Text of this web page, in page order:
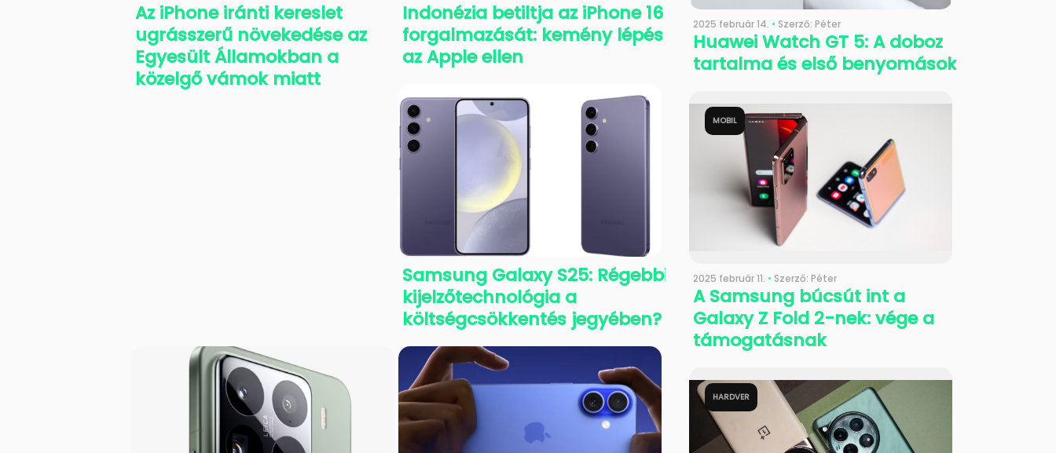
Az iPhone iránti kereslet
ugrásszerű növekedése az
Egyesült Államokban a
közelgő vámok miatt
Indonézia betiltja az iPhone 16
forgalmazását: kemény lépés
az Apple ellen
Samsung Galaxy S25: Régebbi
kijelzőtechnológia a
költségcsökkentés jegyében?
2025 február 14. • Szerző: Péter
Huawei Watch GT 5: A doboz
tartalma és első benyomások
MOBIL
2025 február 11. • Szerző: Péter
A Samsung búcsút int a
Galaxy Z Fold 2-nek: vége a
támogatásnak
HARDVER